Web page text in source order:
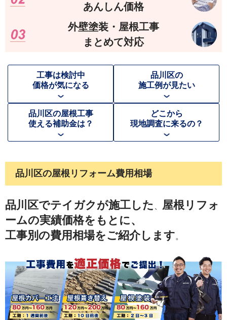
あんしん価格
外壁塗装・屋根工事
まとめて対応
工事は検討中
価格が気になる
品川区の
施工例が見たい
品川区の屋根工事
使える補助金は？
どこから
現地調査に来るの？
品川区の屋根リフォーム費用相場
品川区でテイガクが施工した
屋根リフォ
ームの実績価格をもとに、
工事別の費用相場をご紹介します。